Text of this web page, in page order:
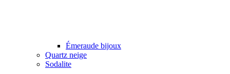
Émeraude bijoux
Quartz neige
Sodalite